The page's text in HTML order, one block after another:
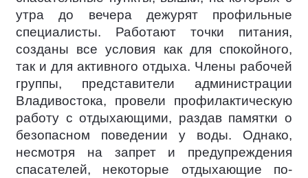
утра до вечера дежурят профильные
специалисты. Работают точки питания,
созданы все условия как для спокойного,
так и для активного отдыха. Члены рабочей
группы, представители администрации
Владивостока, провели профилактическую
работу с отдыхающими, раздав памятки о
безопасном поведении у воды. Однако,
несмотря на запрет и предупреждения
спасателей, некоторые отдыхающие по-